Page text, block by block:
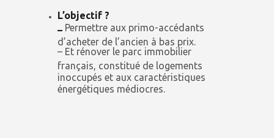
L’objectif ?
– Permettre aux primo-accédants
d’acheter de l’ancien à bas prix.
– Et rénover le parc immobilier
français, constitué de logements
inoccupés et aux caractéristiques
énergétiques médiocres.